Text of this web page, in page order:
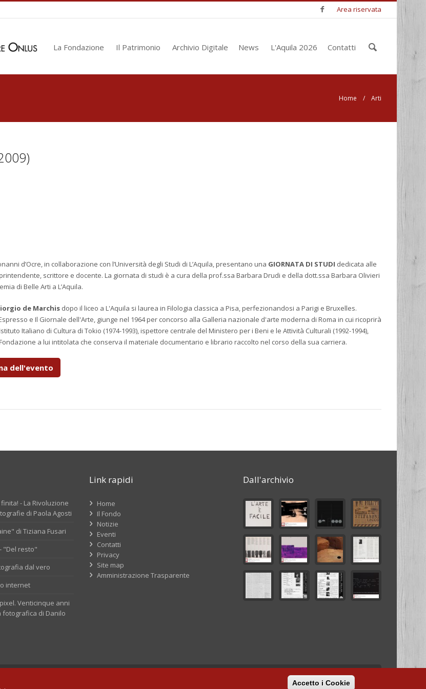
Area riservata
La Fondazione Il Patrimonio Archivio Digitale News L'Aquila 2026 Contatti
Inserisci
le chiavi
ricerca
Home / Arti
d’Ocre, in collaborazione con l’Università degli Studi di L’Aquila, presentano una GIORNATA DI STUDI dedicata alle
scrittore e docente. La giornata di studi è a cura della prof.ssa Barbara Drudi e della dott.ssa Barbara Olivieri
di Belle Arti a L’Aquila.
de Marchis dopo il liceo a L'Aquila si laurea in Filologia classica a Pisa, perfezionandosi a Parigi e Bruxelles.
e Il Giornale dell'Arte, giunge nel 1964 per concorso alla Galleria nazionale d'arte moderna di Roma in cui ricoprirà
Italiano di Cultura di Tokio (1974-1993), ispettore centrale del Ministero per i Beni e le Attività Culturali (1992-1994),
a lui intitolata che conserva il materiale documentario e librario raccolto nel corso della sua carriera.
dell'evento
- La Rivoluzione
di Paola Agosti
di Tiziana Fusari
"Del resto"
dal vero
internet
Venticinque anni
di Danilo
Link rapidi
Home
Il Fondo
Notizie
Eventi
Contatti
Privacy
Site map
Amministrazione Trasparente
Dall'archivio
Sviluppo
Accetto i Cookie